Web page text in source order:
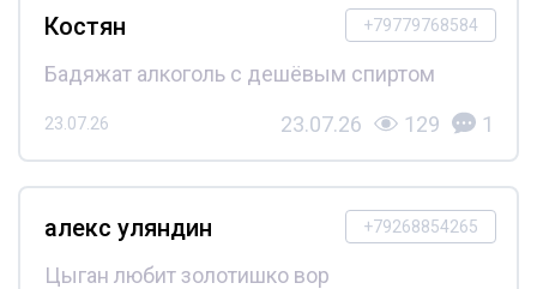
+79779768584
Костян
Бадяжат алкоголь с дешёвым спиртом
23.07.26 23.07.26 129 1
+79268854265
алекс уляндин
Цыган любит золотишко вор